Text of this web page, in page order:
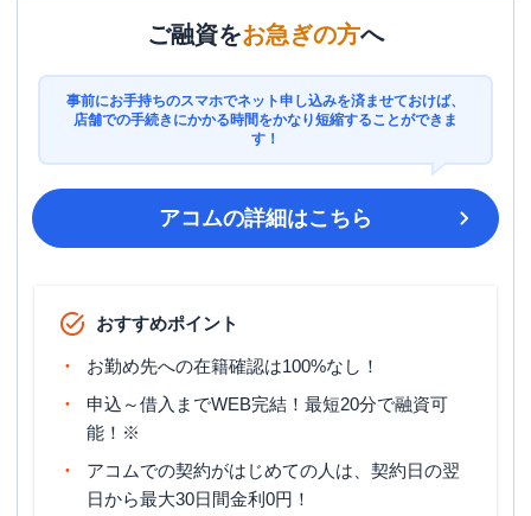
ご融資をお急ぎの方へ
事前にお手持ちのスマホでネット申し込みを済ませておけば、
店舗での手続きにかかる時間をかなり短縮することができま
す！
アコムの詳細はこちら
おすすめポイント
お勤め先への在籍確認は100%なし！
申込～借入までWEB完結！最短20分で融資可
能！※
アコムでの契約がはじめての人は、契約日の翌
日から最大30日間金利0円！